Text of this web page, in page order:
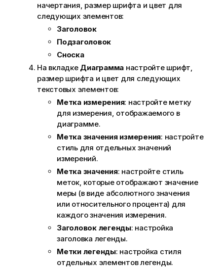
начертания, размер шрифта и цвет для
следующих элементов:
Заголовок
Подзаголовок
Сноска
На вкладке Диаграмма настройте шрифт,
размер шрифта и цвет для следующих
текстовых элементов:
Метка измерения: настройте метку
для измерения, отображаемого в
диаграмме.
Метка значения измерения: настройте
стиль для отдельных значений
измерений.
Метка значения: настройте стиль
меток, которые отображают значение
меры (в виде абсолютного значения
или относительного процента) для
каждого значения измерения.
Заголовок легенды: настройка
заголовка легенды.
Метки легенды: настройка стиля
отдельных элементов легенды.